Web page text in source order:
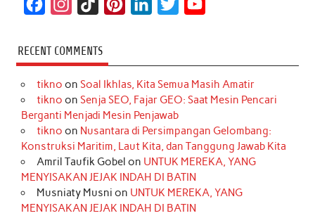
c
e
b
o
k
s
t
a
r
a
m
k
T
o
k
t
e
r
e
s
t
k
e
d
I
n
t
t
r
T
u
e
RECENT COMMENTS
tikno on Soal Ikhlas, Kita Semua Masih Amatir
tikno on Senja SEO, Fajar GEO: Saat Mesin Pencari
Berganti Menjadi Mesin Penjawab
tikno on Nusantara di Persimpangan Gelombang:
Konstruksi Maritim, Laut Kita, dan Tanggung Jawab Kita
Amril Taufik Gobel on UNTUK MEREKA, YANG
MENYISAKAN JEJAK INDAH DI BATIN
Musniaty Musni on UNTUK MEREKA, YANG
MENYISAKAN JEJAK INDAH DI BATIN